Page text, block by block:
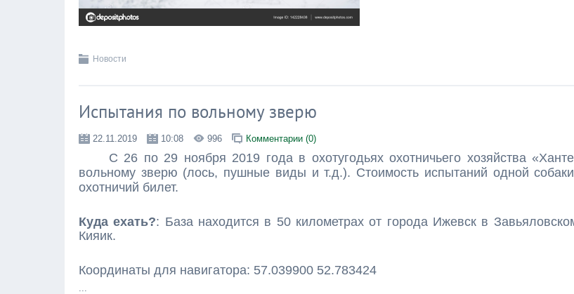
Новости
Испытания по вольному зверю
22.11.2019 10:08 996 Комментарии (0)
С 26 по 29 ноября 2019 года в охотугодьях охотничьего хозяйства
вольному зверю (лось, пушные виды и т.д.). Стоимость испытаний одной
охотничий билет.
Куда ехать?: База находится в 50 километрах от города Ижевск в
Кияик.
Координаты для навигатора: 57.039900 52.783424
...